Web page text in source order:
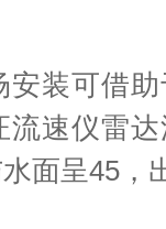
装可借
速仪雷
面呈45，